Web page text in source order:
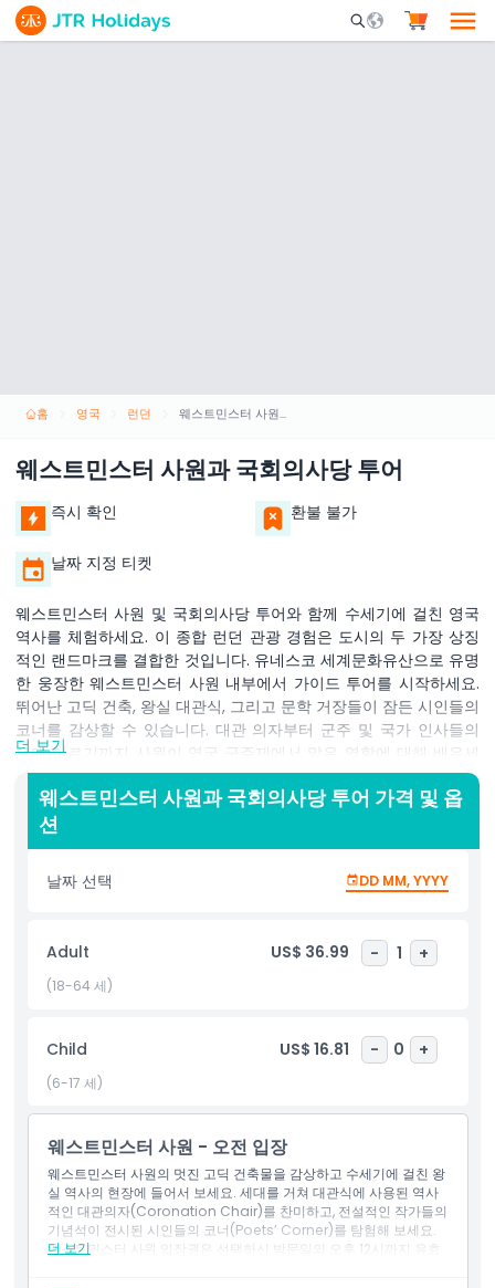
Mobile Search
홈 영국 런던 웨스트민스터 사원과 국회의사당 투어
웨스트민스터 사원과 국회의사당 투어
즉시 확인 환불 불가
날짜 지정 티켓
웨스트민스터 사원 및 국회의사당 투어와 함께 수세기에 걸친 영국
역사를 체험하세요. 이 종합 런던 관광 경험은 도시의 두 가장 상징
적인 랜드마크를 결합한 것입니다. 유네스코 세계문화유산으로 유명
한 웅장한 웨스트민스터 사원 내부에서 가이드 투어를 시작하세요.
뛰어난 고딕 건축, 왕실 대관식, 그리고 문학 거장들이 잠든 시인들의
코너를 감상할 수 있습니다. 대관 의자부터 군주 및 국가 인사들의
묘에 이르기까지 사원이 영국 군주제에서 맡은 역할에 대해 배우세
요. 다음으로 국회의사당 광장을 건너 하원과 상원의 본거지인 인상
적인 국회의사당에 도착해서 세계적으로 유명한 빅벤 시계탑 아래에
서 경외심을 느끼세요. 전문 가이드가 영국 의회의 내부 운영과 영국
정치사의 주요 사건, 의미 있는 토론 및 법률에 대해 자세히 설명합
니다. 화려한 빅토리아 시대 내부 장식과 수세기 민주 전통이 살아있
는 역사적인 중앙 로비를 감상하세요. 문화 애호가, 역사 애호가 및
은 영국의 종교 유산과 의회 민주주의에 대한 탁월한 통찰을 제공합
니다. 웨스트민스터 중심부에 편리하게 위치해 있어 런던 여행 일정
에 완벽한 추가가 됩니다. 오늘 투어를 예약하여 영국의 과거와 현재
하이라이트
포함 사항
아동 성인 정책
더 보기
웨스트민스터 사원과 국회의사당 투어 가격 및 옵
션
날짜 선택 DD MM, YYYY
Adult US$ 36.99 - 1 +
(18-64 세)
Child US$ 16.81 - 0 +
(6-17 세)
웨스트민스터 사원 - 오전 입장
웨스트민스터 사원의 멋진 고딕 건축물을 감상하고 수세기에 걸친 왕
실 역사의 현장에 들어서 보세요. 세대를 거쳐 대관식에 사용된 역사
적인 대관의자(Coronation Chair)를 찬미하고, 전설적인 작가들의
기념석이 전시된 시인들의 코너(Poets’ Corner)를 탐험해 보세요.
웨스트민스터 사원 입장권은 선택하신 방문일의 오후 12시까지 유효
더 보기